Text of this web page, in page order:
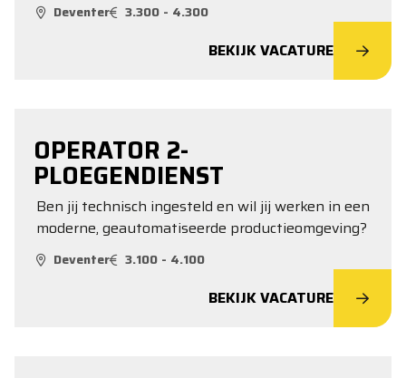
Deventer 3.300 - 4.300
BEKIJK VACATURE
OPERATOR 2-
PLOEGENDIENST
Ben jij technisch ingesteld en wil jij werken in een
moderne, geautomatiseerde productieomgeving?
Deventer 3.100 - 4.100
BEKIJK VACATURE